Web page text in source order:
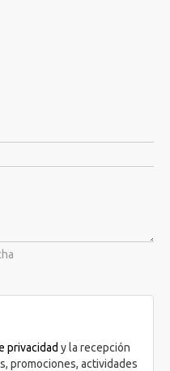
privacidad y la recepción
promociones, actividades